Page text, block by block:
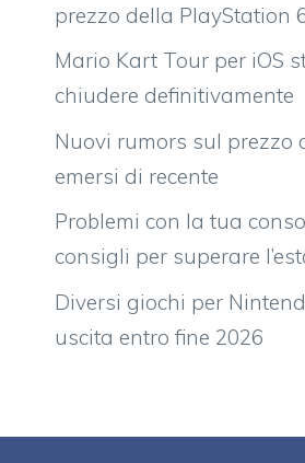
prezzo della PlayStation
Mario Kart Tour per iOS
chiudere definitivamente
Nuovi rumors sul prezzo
emersi di recente
Problemi con la tua
consigli per superare
Diversi giochi per
uscita entro fine 2026